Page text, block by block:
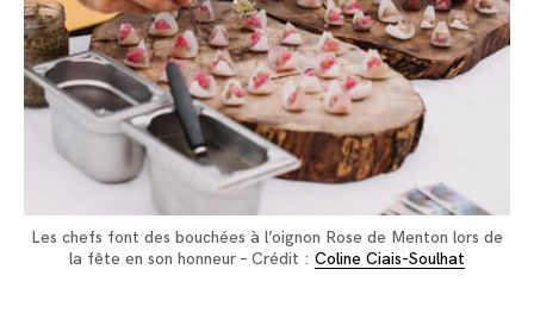
Les chefs font des bouchées à l’oignon Rose de Menton lors de
la fête en son honneur – Crédit : Coline Ciais-Soulhat